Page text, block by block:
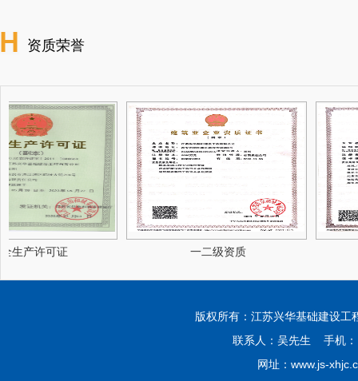
资质荣誉
产许可证 一二级资质
版权所有：江苏兴华基础建设
联系人：吴先生 手机
网址：www.js-